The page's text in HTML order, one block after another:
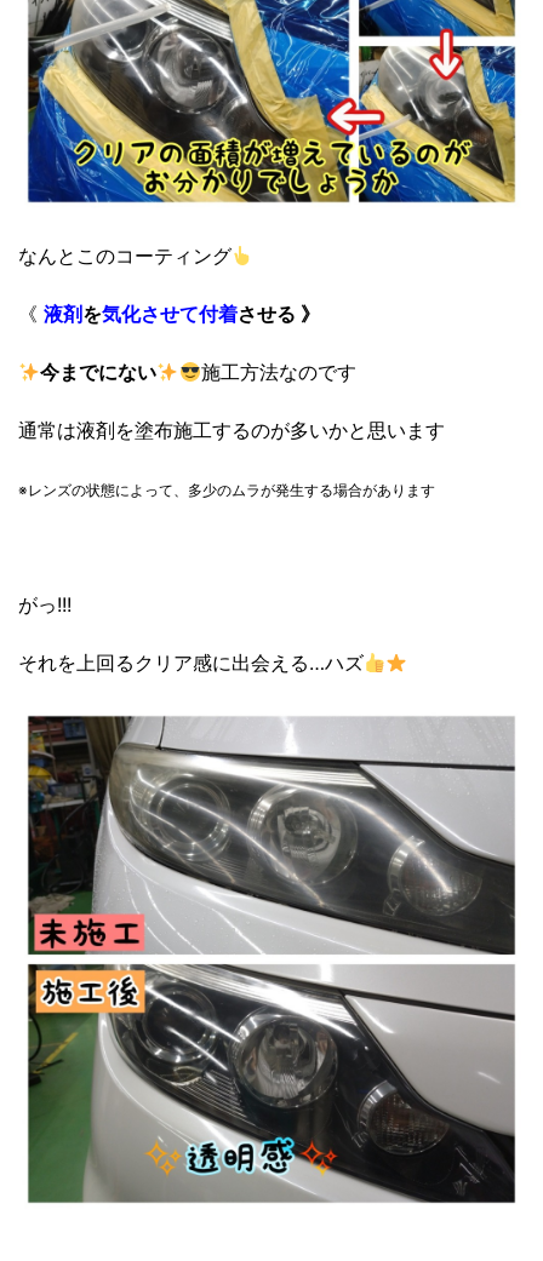
なんとこのコーティング
《 液剤 を気化させて付着させる 》
今までにない 施工方法なのです
通常は液剤を塗布施工するのが多いかと思います
※レンズの状態によって、 多少のムラが発生する場合があります
がっ!!!
それを上回るクリア感に出会える…ハズ